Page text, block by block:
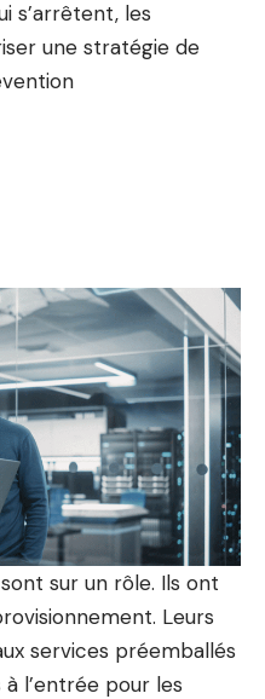
s’arrêtent, les
une stratégie de
sur un rôle. Ils ont
Leurs
services préemballés
l’entrée pour les